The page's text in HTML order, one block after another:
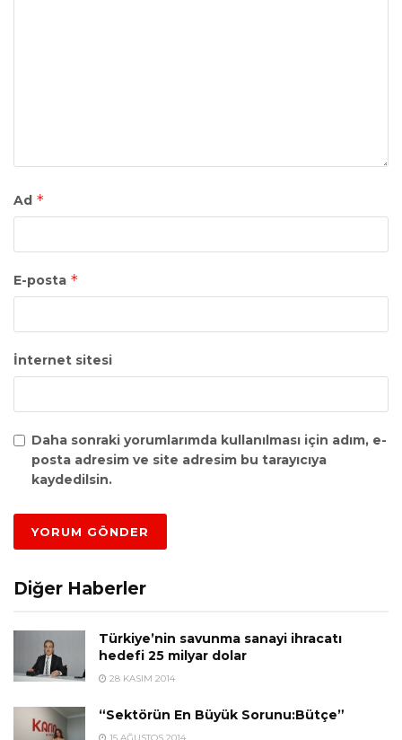
Ad *
E-posta *
İnternet sitesi
Daha sonraki yorumlarımda kullanılması için adım, e-
posta adresim ve site adresim bu tarayıcıya
kaydedilsin.
Diğer Haberler
Türkiye’nin savunma sanayi ihracatı
hedefi 25 milyar dolar
28 KASIM 2014
“Sektörün En Büyük Sorunu:Bütçe”
15 AĞUSTOS 2014